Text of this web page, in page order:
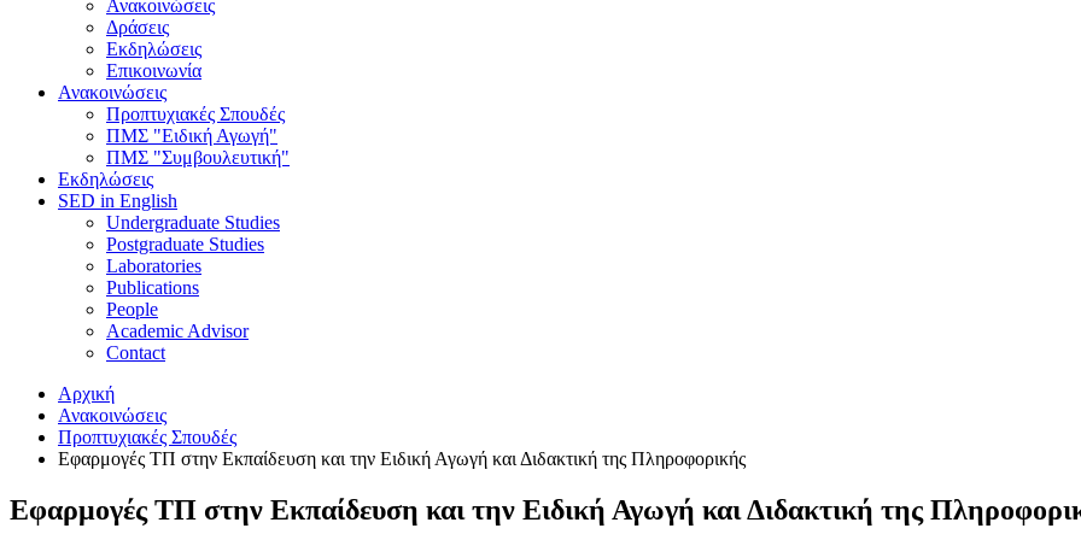
Ανακοινώσεις
Δράσεις
Εκδηλώσεις
Επικοινωνία
Ανακοινώσεις
Προπτυχιακές Σπουδές
ΠΜΣ "Ειδική Αγωγή"
ΠΜΣ "Συμβουλευτική"
Εκδηλώσεις
SED in English
Undergraduate Studies
Postgraduate Studies
Laboratories
Publications
People
Academic Advisor
Contact
Αρχική
Ανακοινώσεις
Προπτυχιακές Σπουδές
Εφαρμογές ΤΠ στην Εκπαίδευση και την Ειδική Αγωγή και Διδακτική της Πληροφορικής
Εφαρμογές ΤΠ στην Εκπαίδευση και την Ειδική Αγωγή και Διδακτική της